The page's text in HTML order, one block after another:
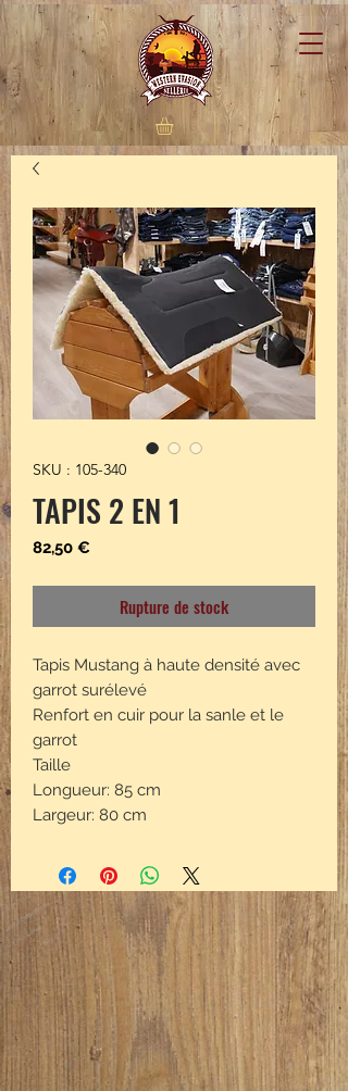
SKU : 105-340
TAPIS 2 EN 1
82,50 €Prix
Rupture de stock
Tapis Mustang à haute densité avec
garrot surélevé
Renfort en cuir pour la sanle et le
garrot
Taille
Longueur: 85 cm
Largeur: 80 cm